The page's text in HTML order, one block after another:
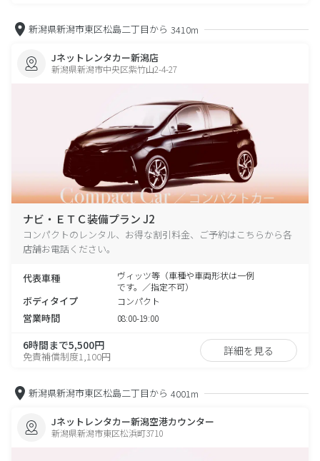
新潟県新潟市東区松島二丁目から 3410m
Jネットレンタカー新潟店
新潟県新潟市中央区紫竹山2-4-27
ナビ・ＥＴＣ装備プラン J2
コンパクトのレンタル、お得な割引料金、ご予約はこちらから各
店舗お電話ください。
代表車種
ヴィッツ等（車種や車両形状は一例
です。／指定不可）
ボディタイプ コンパクト
営業時間 08:00-19:00
6時間まで5,500円
免責補償制度1,100円 詳細を見る
新潟県新潟市東区松島二丁目から 4001m
Jネットレンタカー新潟空港カウンター
新潟県新潟市東区松浜町3710